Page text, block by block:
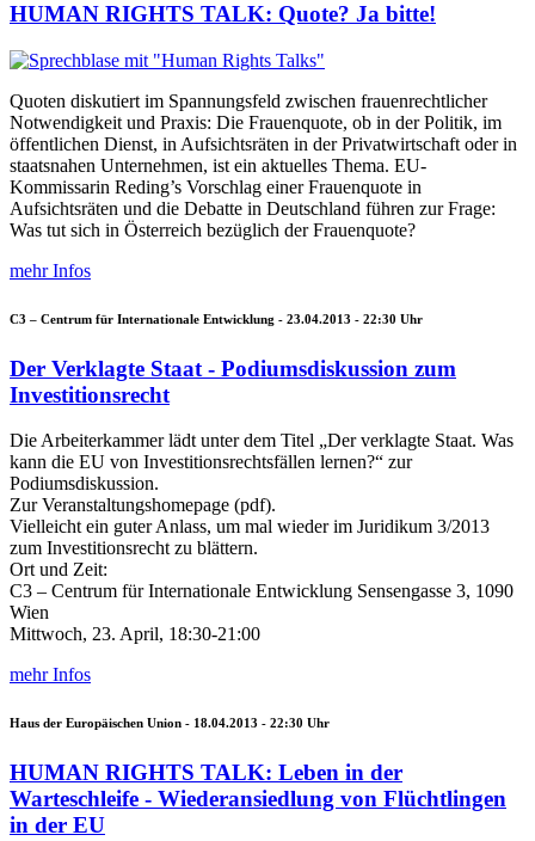
HUMAN RIGHTS TALK: Quote? Ja bitte!
Quoten diskutiert im Spannungsfeld zwischen frauenrechtlicher
Notwendigkeit und Praxis: Die Frauenquote, ob in der Politik, im
öffentlichen Dienst, in Aufsichtsräten in der Privatwirtschaft oder in
staatsnahen Unternehmen, ist ein aktuelles Thema. EU-
Kommissarin Reding’s Vorschlag einer Frauenquote in
Aufsichtsräten und die Debatte in Deutschland führen zur Frage:
Was tut sich in Österreich bezüglich der Frauenquote?
mehr Infos
C3 – Centrum für Internationale Entwicklung - 23.04.2013 - 22:30 Uhr
Der Verklagte Staat - Podiumsdiskussion zum
Investitionsrecht
Die Arbeiterkammer lädt unter dem Titel „Der verklagte Staat. Was
kann die EU von Investitionsrechtsfällen lernen?“ zur
Podiumsdiskussion.
Zur Veranstaltungshomepage (pdf).
Vielleicht ein guter Anlass, um mal wieder im Juridikum 3/2013
zum Investitionsrecht zu blättern.
Ort und Zeit:
C3 – Centrum für Internationale Entwicklung Sensengasse 3, 1090
Wien
Mittwoch, 23. April, 18:30-21:00
mehr Infos
Haus der Europäischen Union - 18.04.2013 - 22:30 Uhr
HUMAN RIGHTS TALK: Leben in der
Warteschleife - Wiederansiedlung von Flüchtlingen
in der EU